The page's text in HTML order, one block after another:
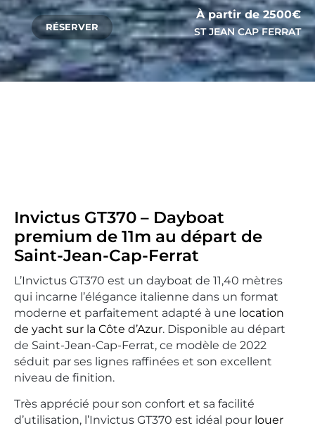
RÉSERVER
À partir de 2500€
ST JEAN CAP FERRAT
Invictus GT370 – Dayboat
premium de 11m au départ de
Saint-Jean-Cap-Ferrat
L’Invictus GT370 est un dayboat de 11,40 mètres
qui incarne l’élégance italienne dans un format
moderne et parfaitement adapté à une location
de yacht sur la Côte d’Azur. Disponible au départ
de Saint-Jean-Cap-Ferrat, ce modèle de 2022
séduit par ses lignes raffinées et son excellent
niveau de finition.
Très apprécié pour son confort et sa facilité
d’utilisation, l’Invictus GT370 est idéal pour louer